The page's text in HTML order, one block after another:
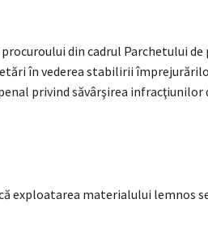
din cadrul Parchetului de
în vederea stabilirii
privind săvârşirea infracţiunilor
exploatarea materialului lemnos